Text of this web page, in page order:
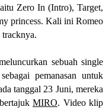
Zero In (Intro), Target,
princess. Kali ini Romeo
tracknya.
sebuah single
pemanasan untuk
tanggal 23 Juni, mereka
MIRO. Video klip